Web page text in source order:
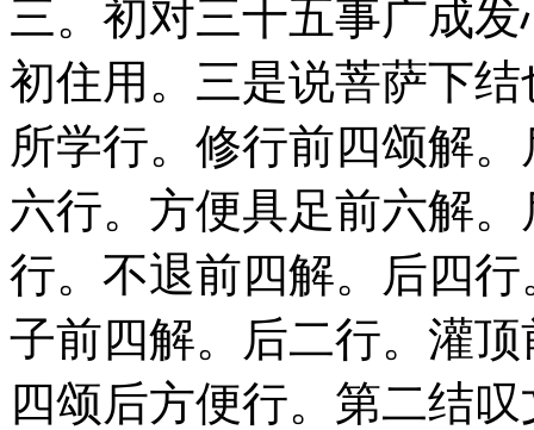
三。初对三十五事广成
初住用。三是说菩萨下
所学行。修行前四颂解
六行。方便具足前六解
行。不退前四解。后四
子前四解。后二行。灌
四颂后方便行。第二结